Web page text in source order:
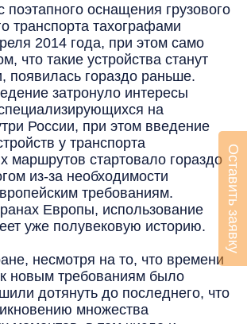
оснащения грузового
транспорта тахографами
2014 года, при этом само
что такие устройства станут
появилась гораздо раньше.
затронуло интересы
на
России, при этом введение
у транспорта
маршрутов стартовало гораздо
из-за необходимости
требованиям.
Европы, использование
уже полувековую историю.
несмотря на то, что времени
к новым требованиям было
дотянуть до последнего, что
множества
Оставить заявку